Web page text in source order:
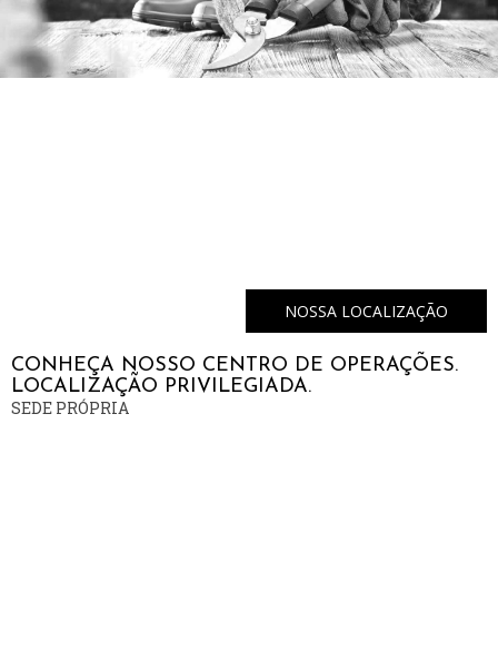
NOSSA LOCALIZAÇÃO
CONHEÇA NOSSO CENTRO DE OPERAÇÕES.
LOCALIZAÇÃO PRIVILEGIADA.
SEDE PRÓPRIA